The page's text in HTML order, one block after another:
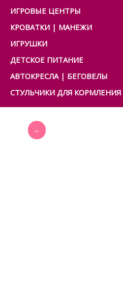
ИГРОВЫЕ ЦЕНТРЫ
КРОВАТКИ | МАНЕЖИ
ИГРУШКИ
ДЕТСКОЕ ПИТАНИЕ
АВТОКРЕСЛА | БЕГОВЕЛЫ
СТУЛЬЧИКИ ДЛЯ КОРМЛЕНИЯ